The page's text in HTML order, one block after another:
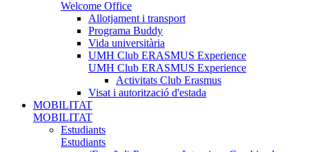
Welcome Office
Allotjament i transport
Programa Buddy
Vida universitària
UMH Club ERASMUS Experience
UMH Club ERASMUS Experience
Activitats Club Erasmus
Visat i autorització d'estada
MOBILITAT
MOBILITAT
Estudiants
Estudiants